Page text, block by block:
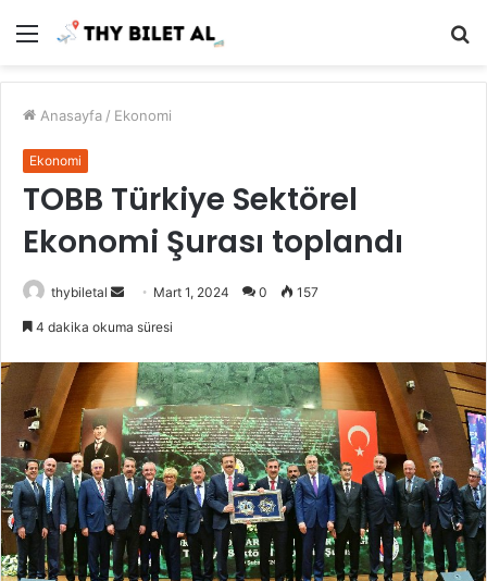
Menü
Anasayfa / Ekonomi
Ekonomi
TOBB Türkiye Sektörel
Ekonomi Şurası toplandı
thybiletal
Bir
göndermek
Mart 1, 2024 0 157
4 dakika okuma süresi